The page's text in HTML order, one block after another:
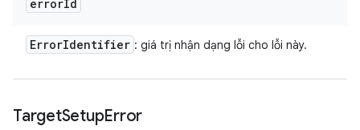
errorId
ErrorIdentifier : giá trị nhận dạng lỗi cho lỗi này.
TargetSetupError